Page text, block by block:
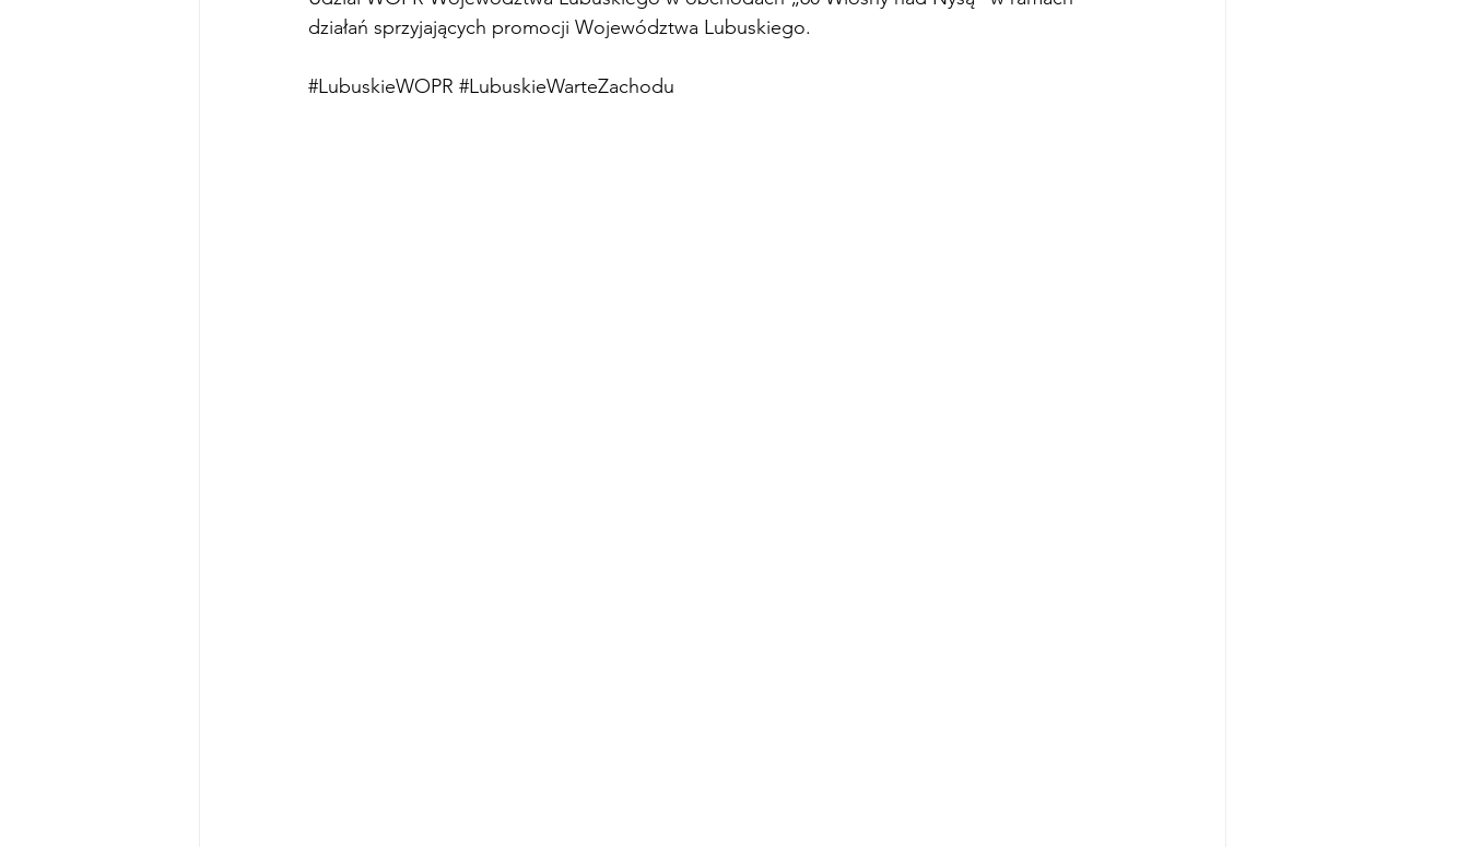
działań sprzyjających promocji Województwa Lubuskiego.
#LubuskieWOPR #LubuskieWarteZachodu